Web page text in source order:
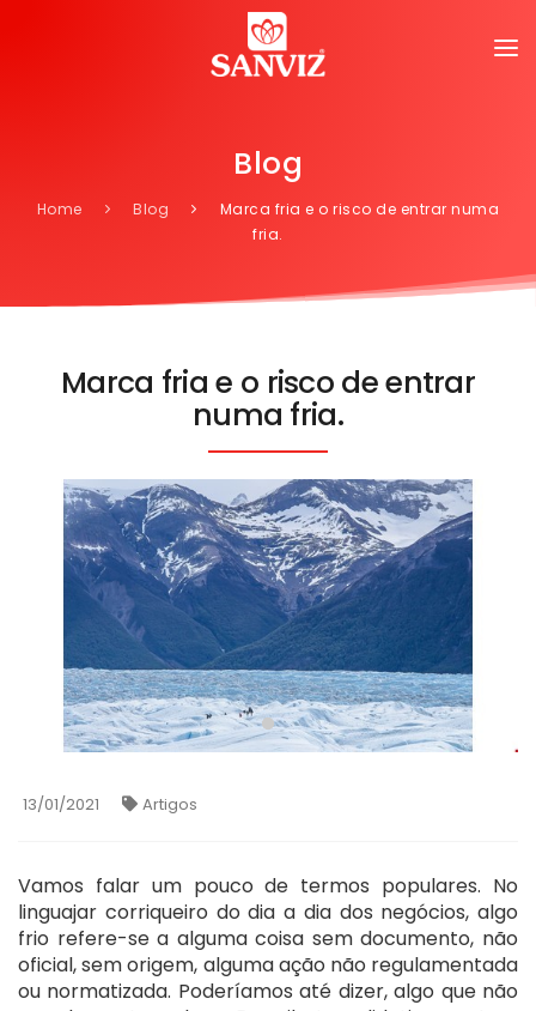
Blog
Home Blog
Marca fria e o risco de entrar numa
fria.
Marca fria e o risco de entrar
numa fria.
13/01/2021 Artigos
Vamos falar um pouco de termos populares. No
linguajar corriqueiro do dia a dia dos negócios, algo
frio refere-se a alguma coisa sem documento, não
oficial, sem origem, alguma ação não regulamentada
ou normatizada. Poderíamos até dizer, algo que não